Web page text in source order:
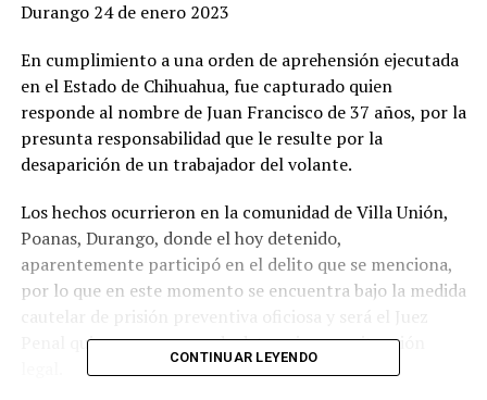
Durango 24 de enero 2023
En cumplimiento a una orden de aprehensión ejecutada
en el Estado de Chihuahua, fue capturado quien
responde al nombre de Juan Francisco de 37 años, por la
presunta responsabilidad que le resulte por la
desaparición de un trabajador del volante.
Los hechos ocurrieron en la comunidad de Villa Unión,
Poanas, Durango, donde el hoy detenido,
aparentemente participó en el delito que se menciona,
por lo que en este momento se encuentra bajo la medida
cautelar de prisión preventiva oficiosa y será el Juez
Penal quien se encargue de determinar su situación
CONTINUAR LEYENDO